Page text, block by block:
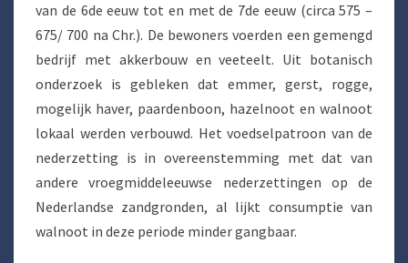
van de 6de eeuw tot en met de 7de eeuw (circa 575 –
675/ 700 na Chr.). De bewoners voerden een gemengd
bedrijf met akkerbouw en veeteelt. Uit botanisch
onderzoek is gebleken dat emmer, gerst, rogge,
mogelijk haver, paardenboon, hazelnoot en walnoot
lokaal werden verbouwd. Het voedselpatroon van de
nederzetting is in overeenstemming met dat van
andere vroegmiddeleeuwse nederzettingen op de
Nederlandse zandgronden, al lijkt consumptie van
walnoot in deze periode minder gangbaar.